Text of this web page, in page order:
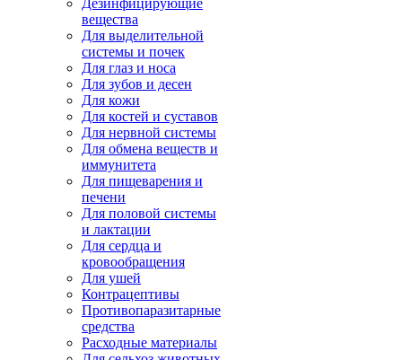
Дезинфицирующие
вещества
Для выделительной
системы и почек
Для глаз и носа
Для зубов и десен
Для кожи
Для костей и суставов
Для нервной системы
Для обмена веществ и
иммунитета
Для пищеварения и
печени
Для половой системы
и лактации
Для сердца и
кровообращения
Для ушей
Контрацептивы
Противопаразитарные
средства
Расходные материалы